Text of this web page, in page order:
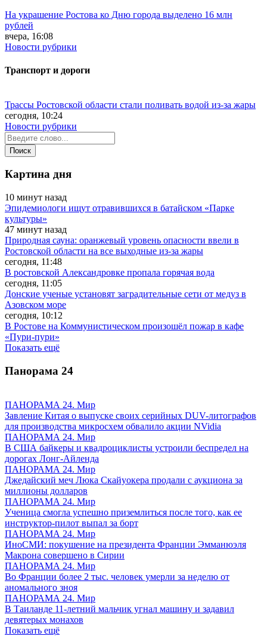
На украшение Ростова ко Дню города выделено 16 млн
рублей
вчера, 16:08
Новости рубрики
Транспорт и дороги
Трассы Ростовской области стали поливать водой из-за жары
сегодня, 10:24
Новости рубрики
Картина дня
10 минут назад
Эпидемиологи ищут отравившихся в батайском «Парке
культуры»
47 минут назад
Природная сауна: оранжевый уровень опасности ввели в
Ростовской области на все выходные из-за жары
сегодня, 11:48
В ростовской Александровке пропала горячая вода
сегодня, 11:05
Донские ученые установят заградительные сети от медуз в
Азовском море
сегодня, 10:12
В Ростове на Коммунистическом произошёл пожар в кафе
«Пури-пури»
Показать ещё
Панорама 24
ПАНОРАМА 24. Мир
Завление Китая о выпуске своих серийных DUV-литографов
для производства микросхем обвалило акции NVidia
ПАНОРАМА 24. Мир
В США байкеры и квадроциклисты устроили беспредел на
дорогах Лонг-Айленда
ПАНОРАМА 24. Мир
Джедайский меч Люка Скайуокера продали с аукциона за
миллионы долларов
ПАНОРАМА 24. Мир
Ученица смогла успешно приземлиться после того, как ее
инструктор-пилот выпал за борт
ПАНОРАМА 24. Мир
ИноСМИ: покушение на президента Франции Эмманюэля
Макрона совершено в Сирии
ПАНОРАМА 24. Мир
Во Франции более 2 тыс. человек умерли за неделю от
аномального зноя
ПАНОРАМА 24. Мир
В Таиланде 11-летний мальчик угнал машину и задавил
девятерых монахов
Показать ещё